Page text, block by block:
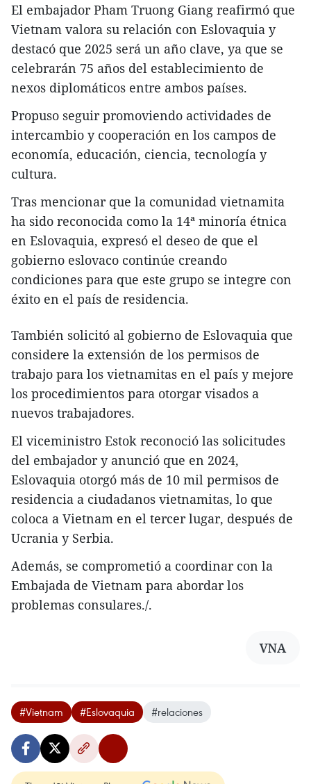
El embajador Pham Truong Giang reafirmó que
Vietnam valora su relación con Eslovaquia y
destacó que 2025 será un año clave, ya que se
celebrarán 75 años del establecimiento de
nexos diplomáticos entre ambos países.
Propuso seguir promoviendo actividades de
intercambio y cooperación en los campos de
economía, educación, ciencia, tecnología y
cultura.
Tras mencionar que la comunidad vietnamita
ha sido reconocida como la 14ª minoría étnica
en Eslovaquia, expresó el deseo de que el
gobierno eslovaco continúe creando
condiciones para que este grupo se integre con
éxito en el país de residencia.
También solicitó al gobierno de Eslovaquia que
considere la extensión de los permisos de
trabajo para los vietnamitas en el país y mejore
los procedimientos para otorgar visados a
nuevos trabajadores.
El viceministro Estok reconoció las solicitudes
del embajador y anunció que en 2024,
Eslovaquia otorgó más de 10 mil permisos de
residencia a ciudadanos vietnamitas, lo que
coloca a Vietnam en el tercer lugar, después de
Ucrania y Serbia.
Además, se comprometió a coordinar con la
Embajada de Vietnam para abordar los
problemas consulares./.
VNA
#Vietnam #Eslovaquia #relaciones